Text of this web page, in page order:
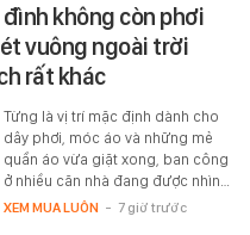
không còn phơi
vuông ngoài trời
rất khác
Từng là vị trí mặc định dành cho
dây phơi, móc áo và những mẻ
quần áo vừa giặt xong, ban công
ở nhiều căn nhà đang được nhìn…
XEM MUA LUÔN - 7 giờ trước